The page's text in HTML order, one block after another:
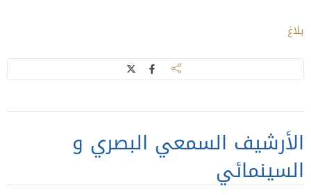
بلاغ
الأرشيف السمعي البصري و
السينمائي